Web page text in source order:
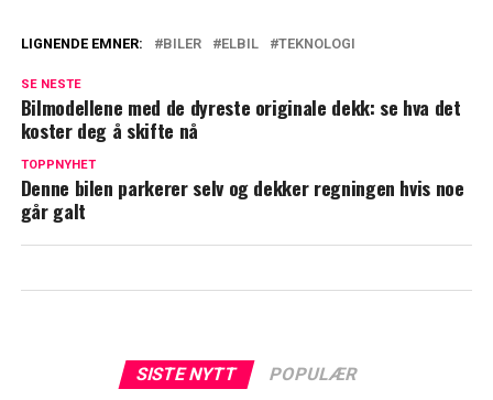
LIGNENDE EMNER: BILER ELBIL TEKNOLOGI
SE NESTE
Bilmodellene med de dyreste originale dekk: se hva det
koster deg å skifte nå
TOPPNYHET
Denne bilen parkerer selv og dekker regningen hvis noe
går galt
SISTE NYTT POPULÆR